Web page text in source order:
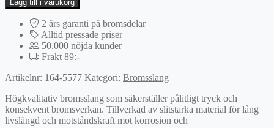
Lägg till i varukorg
2 års garanti på bromsdelar
Alltid pressade priser
50.000 nöjda kunder
Frakt 89:-
Artikelnr: 164-5577 Kategori: Bromsslang
Högkvalitativ bromsslang som säkerställer pålitligt tryck och
konsekvent bromsverkan. Tillverkad av slitstarka material för lång
livslängd och motståndskraft mot korrosion och